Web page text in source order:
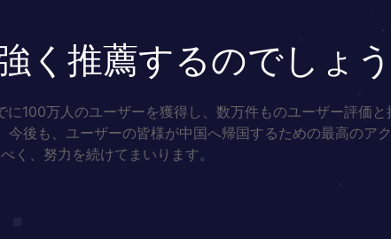
く推薦するのでしょ
100万人のユーザーを獲得し、数万件ものユーザー評価と
後も、ユーザーの皆様が中国へ帰国するための最高のア
く、努力を続けてまいります。